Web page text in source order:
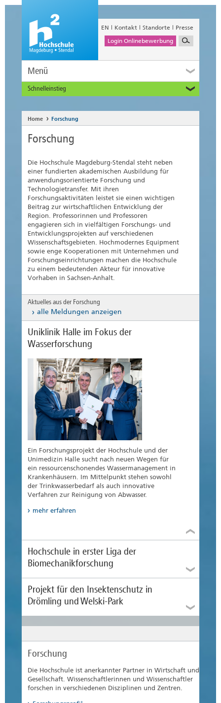
EN Kontakt Standorte
Presse
Login Onlinebewerbung
Menü
Schnelleinstieg
Alumni
Unternehmen und Institutionen
Studierende
International
Home Forschung
Forschung
Die Hochschule Magdeburg-Stendal steht neben
einer fundierten akademischen Ausbildung für
anwendungsorientierte Forschung und
Technologietransfer. Mit ihren
Forschungsaktivitäten leistet sie einen wichtigen
Beitrag zur wirtschaftlichen Entwicklung der
Region. Professorinnen und Professoren
engagieren sich in vielfältigen Forschungs- und
Entwicklungsprojekten auf verschiedenen
Wissenschaftsgebieten. Hochmodernes Equipment
sowie enge Kooperationen mit Unternehmen und
Forschungseinrichtungen machen die Hochschule
zu einem bedeutenden Akteur für innovative
Vorhaben in Sachsen-Anhalt.
Aktuelles aus der Forschung
alle Meldungen anzeigen
Uniklinik Halle im Fokus der
Wasserforschung
Ein Forschungsprojekt der Hochschule und der
Unimedizin Halle sucht nach neuen Wegen für
ein ressourcenschonendes Wassermanagement in
Krankenhäusern. Im Mittelpunkt stehen sowohl
der Trinkwasserbedarf als auch innovative
Verfahren zur Reinigung von Abwasser.
mehr erfahren
Hochschule in erster Liga der
Biomechanikforschung
Mit dem „Instrumentierten Laufband für
innovative biomechanische Forschung“ steht der
Hochschule Magdeburg-Stendal ab sofort ein
Projekt für den Insektenschutz in
Drömling und Welski-Park
Forschung
Die Hochschule ist anerkannter Partner in Wirtschaft und
Gesellschaft. Wissenschaftlerinnen und Wissenschaftler
forschen in verschiedenen Disziplinen und Zentren.